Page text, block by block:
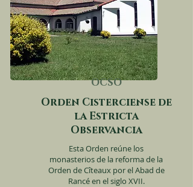
OCSO
Orden Cisterciense de
la Estricta
Observancia
Esta Orden reúne los
monasterios de la reforma de la
Orden de Cîteaux por el Abad de
Rancé en el siglo XVII.